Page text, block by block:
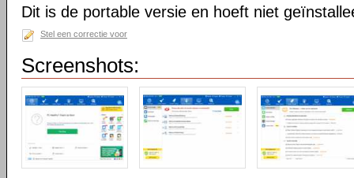
Dit is de portable versie en hoeft niet
Stel een correctie voor
Screenshots: